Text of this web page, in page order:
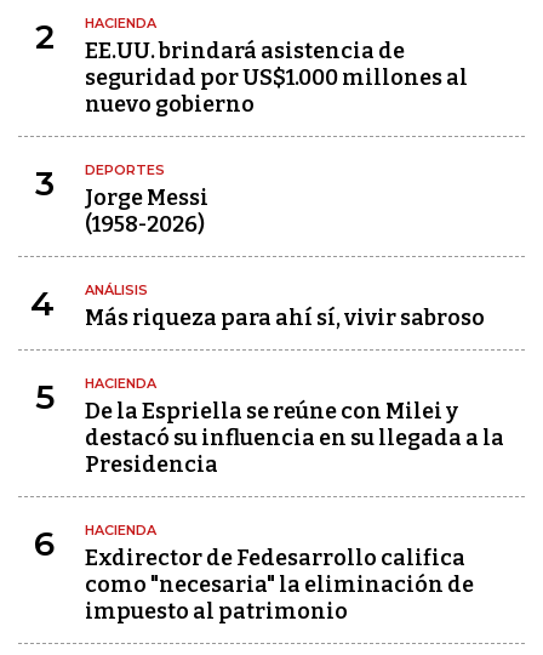
2 HACIENDA
EE.UU. brindará asistencia de
seguridad por US$1.000 millones al
nuevo gobierno
3 DEPORTES
Jorge Messi
(1958-2026)
4 ANÁLISIS
Más riqueza para ahí sí, vivir sabroso
5 HACIENDA
De la Espriella se reúne con Milei y
destacó su influencia en su llegada a la
Presidencia
6 HACIENDA
Exdirector de Fedesarrollo califica
como "necesaria" la eliminación de
impuesto al patrimonio